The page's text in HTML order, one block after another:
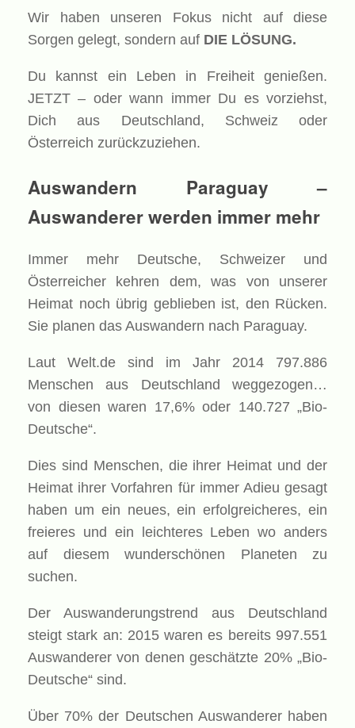
Wir haben unseren Fokus nicht auf diese
Sorgen gelegt, sondern auf DIE LÖSUNG.
Du kannst ein Leben in Freiheit genießen.
JETZT – oder wann immer Du es vorziehst,
Dich aus Deutschland, Schweiz oder
Österreich zurückzuziehen.
Auswandern Paraguay –
Auswanderer werden immer mehr
Immer mehr Deutsche, Schweizer und
Österreicher kehren dem, was von unserer
Heimat noch übrig geblieben ist, den Rücken.
Sie planen das Auswandern nach Paraguay.
Laut Welt.de sind im Jahr 2014 797.886
Menschen aus Deutschland weggezogen…
von diesen waren 17,6% oder 140.727 „Bio-
Deutsche“.
Dies sind Menschen, die ihrer Heimat und der
Heimat ihrer Vorfahren für immer Adieu gesagt
haben um ein neues, ein erfolgreicheres, ein
freieres und ein leichteres Leben wo anders
auf diesem wunderschönen Planeten zu
suchen.
Der Auswanderungstrend aus Deutschland
steigt stark an: 2015 waren es bereits 997.551
Auswanderer von denen geschätzte 20% „Bio-
Deutsche“ sind.
Über 70% der Deutschen Auswanderer haben